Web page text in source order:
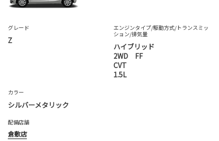
グレード
Z
エンジンタイプ/駆動方式/トランスミッ
ション/排気量
ハイブリッド
2WD FF
CVT
1.5L
カラー
シルバーメタリック
配備店舗
倉敷店